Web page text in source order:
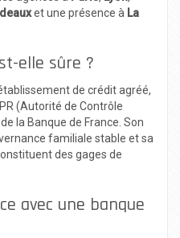
et une présence à La
elle sûre ?
de crédit agréé,
(Autorité de Contrôle
la Banque de France. Son
familiale stable et sa
des gages de
avec une banque